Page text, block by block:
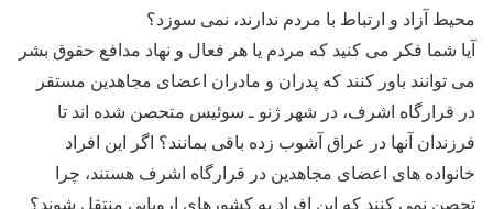
محیط آزاد و ارتباط با مردم ندارند، نمی سوزد؟
آیا شما فکر می کنید که مردم یا هر فعال و نهاد مدافع حقوق بشر
می توانند باور کنند که پدران و مادران اعضای مجاهدین مستقر
در قرارگاه اشرف، در شهر ژنو ـ سوئیس متحصن شده اند تا
فرزندان آنها در عراق آشوب زده باقی بمانند؟ اگر این افراد
خانواده های اعضای مجاهدین در قرارگاه اشرف هستند، چرا
تحصن نمی کنند که این افراد به کشورهای اروپایی منتقل شوند؟